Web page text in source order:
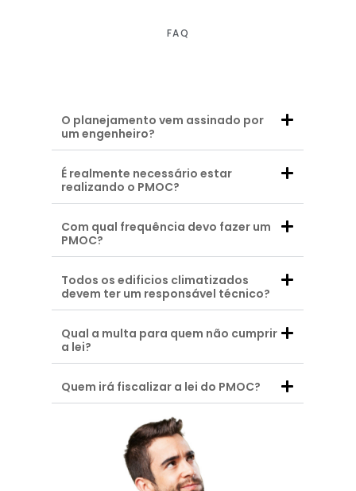
FAQ
O planejamento vem assinado por
um engenheiro?
É realmente necessário estar
realizando o PMOC?
Com qual frequência devo fazer um
PMOC?
Todos os edificios climatizados
devem ter um responsável técnico?
Qual a multa para quem não cumprir
a lei?
Quem irá fiscalizar a lei do PMOC?